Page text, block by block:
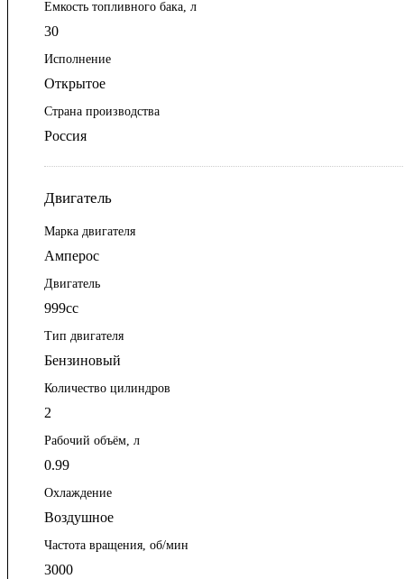
Емкость топливного бака, л
30
Исполнение
Открытое
Страна производства
Россия
Двигатель
Марка двигателя
Амперос
Двигатель
999сс
Тип двигателя
Бензиновый
Количество цилиндров
2
Рабочий объём, л
0.99
Охлаждение
Воздушное
Частота вращения, об/мин
3000